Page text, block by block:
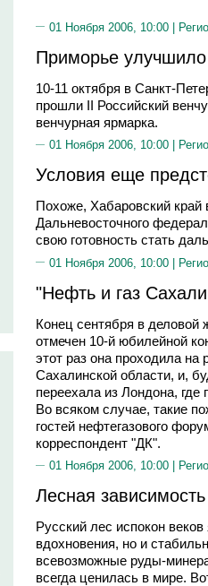
01 Ноября 2006, 10:00 |
Приморье
10-11 октября в Санкт-
прошли II Российский
венчурная ярмарка.
01 Ноября 2006, 10:00 |
Условия еще
Похоже, Хабаровский край
Дальневосточного
свою готовность стать
01 Ноября 2006, 10:00 |
"Нефть и газ
Конец сентября в деловой
отмечен 10-й юбилейной
этот раз она проходила
Сахалинской области, и,
переехала из Лондона,
Во всяком случае, такие
гостей нефтегазового
корреспондент "ДК".
01 Ноября 2006, 10:00 |
Лесная зависимость
Русский лес испокон
вдохновения, но и
всевозможные руды-
всегда ценилась в мире.